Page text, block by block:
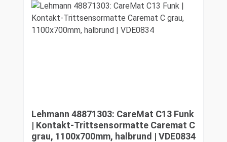
Lehmann 48871303: CareMat C13 Funk
| Kontakt-Trittsensormatte Caremat C
grau, 1100x700mm, halbrund | VDE0834